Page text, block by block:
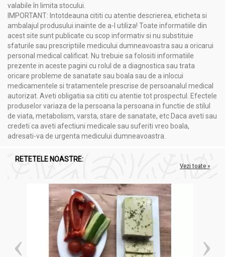
valabile în limita stocului.
IMPORTANT: Intotdeauna cititi cu atentie descrierea, eticheta si
ambalajul produsului inainte de a-l utiliza! Toate informatiile din
acest site sunt publicate cu scop informativ si nu substituie
sfaturile sau prescriptiile medicului dumneavoastra sau a oricarui
personal medical calificat. Nu trebuie sa folositi informatiile
prezente in aceste pagini cu rolul de a diagnostica sau trata
oricare probleme de sanatate sau boala sau de a inlocui
medicamentele si tratamentele prescrise de persoanalul medical
autorizat. Aveti obligatia sa cititi cu atentie tot prospectul. Efectele
produselor variaza de la persoana la persoana in functie de stilul
de viata, metabolism, varsta, stare de sanatate, etc Daca aveti sau
credeti ca aveti afectiuni medicale sau suferiti vreo boala,
adresati-va de urgenta medicului dumneavoastra.
RETETELE NOASTRE:
Vezi toate »